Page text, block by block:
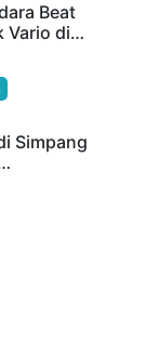
Beat
Vario di…
Simpang